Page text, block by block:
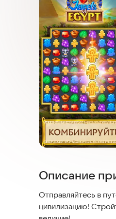
Описание
Отправляйтесь в
цивилизацию!